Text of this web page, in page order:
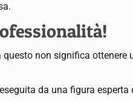
non significa ottenere
da una figura esperta